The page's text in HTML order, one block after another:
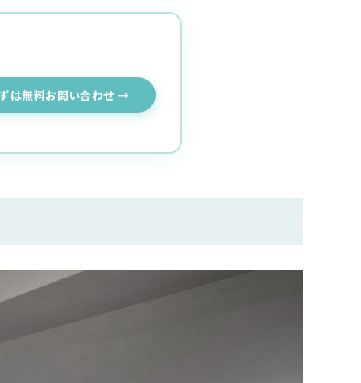
は無料お問い合わせ →